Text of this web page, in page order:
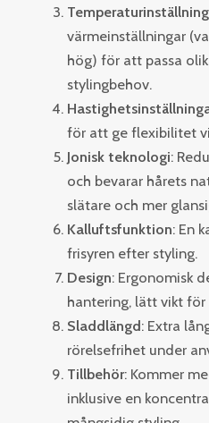
värmeinställningar
hög) för att passa
stylingbehov.
för att ge flexibilitet
Jonisk teknologi:
och bevarar hårets
slätare och mer
Kalluftsfunktion: En
frisyren efter styling.
Design: Ergonomisk
hantering, lätt vikt för
Sladdlängd: Extra
rörelsefrihet under
Tillbehör: Kommer
inklusive en